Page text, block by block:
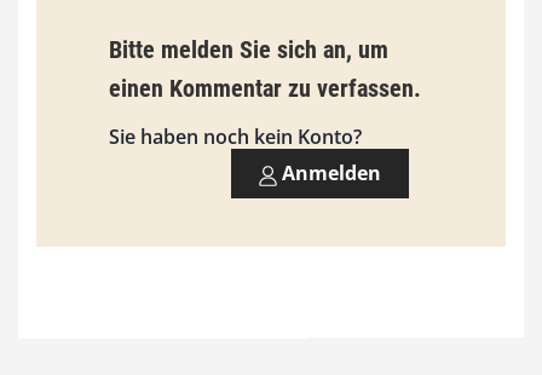
9
3
0
0
Bitte melden Sie sich an, um
einen Kommentar zu verfassen.
Sie haben noch kein Konto?
Anmelden